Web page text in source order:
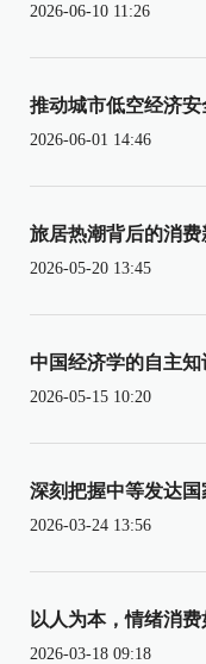
2026-06-10 11:26
推动城市低空经济
2026-06-01 14:46
旅居热潮背后的消费
2026-05-20 13:45
中国经济学的自主
2026-05-15 10:20
深刻把握中等发达
2026-03-24 13:56
以人为本，情绪消
2026-03-18 09:18